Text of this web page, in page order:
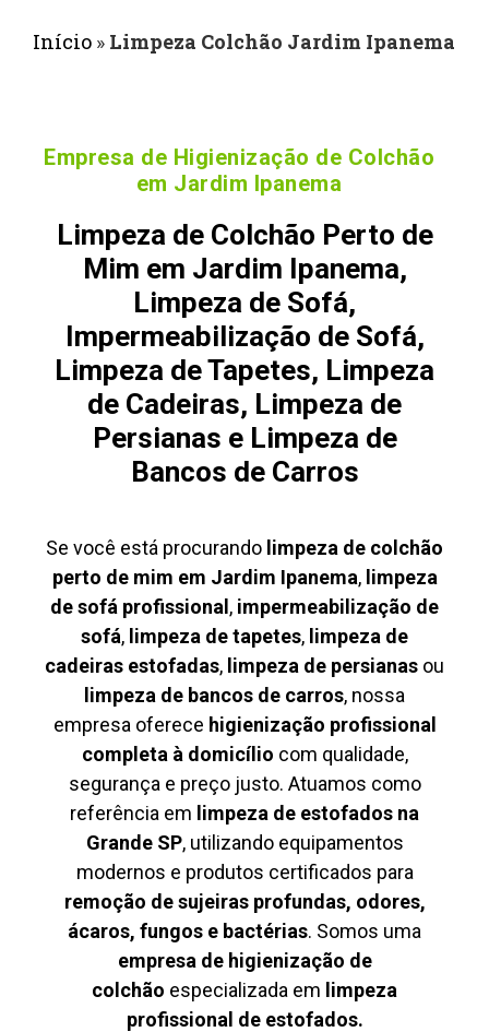
Início » Limpeza Colchão Jardim Ipanema
Empresa de Higienização de Colchão
em Jardim Ipanema
Limpeza de Colchão Perto de
Mim em Jardim Ipanema,
Limpeza de Sofá,
Impermeabilização de Sofá,
Limpeza de Tapetes, Limpeza
de Cadeiras, Limpeza de
Persianas e Limpeza de
Bancos de Carros
Se você está procurando limpeza de colchão
perto de mim em Jardim Ipanema, limpeza
de sofá profissional , impermeabilização de
sofá, limpeza de tapetes, limpeza de
cadeiras estofadas, limpeza de persianas ou
limpeza de bancos de carros, nossa
empresa oferece higienização profissional
completa à domicílio com qualidade,
segurança e preço justo. Atuamos como
referência em limpeza de estofados na
Grande SP, utilizando equipamentos
modernos e produtos certificados para
remoção de sujeiras profundas, odores,
ácaros, fungos e bactérias. Somos uma
empresa de higienização de
colchão especializada em limpeza
profissional de estofados.